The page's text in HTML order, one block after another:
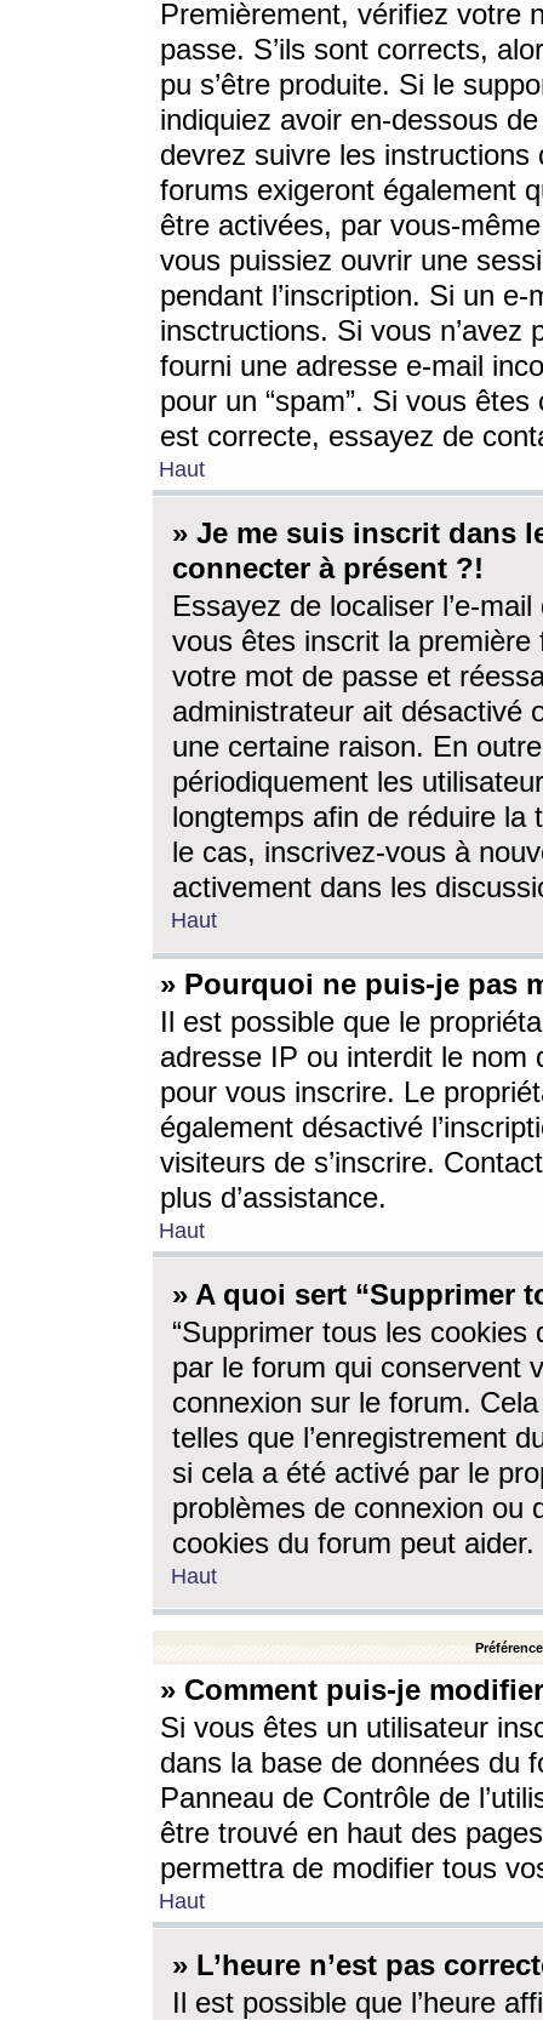
Premièrement, vérifiez votre
passe. S’ils sont corrects,
pu s’être produite. Si le
indiquiez avoir en-dessous
devrez suivre les
forums exigeront également
être activées, par vous-
vous puissiez ouvrir une
pendant l’inscription. Si un
insctructions. Si vous n’avez
fourni une adresse e-mail
pour un “spam”. Si vous
est correcte, essayez de
Haut
» Je me suis inscrit dans
connecter à présent ?!
Essayez de localiser l’e-
vous êtes inscrit la première
votre mot de passe et
administrateur ait désactivé
une certaine raison. En
périodiquement les
longtemps afin de réduire la
le cas, inscrivez-vous à
activement dans les
Haut
» Pourquoi ne puis-je pas
Il est possible que le
adresse IP ou interdit le nom
pour vous inscrire. Le
également désactivé
visiteurs de s’inscrire.
plus d’assistance.
Haut
» A quoi sert “Supprimer
“Supprimer tous les cookies
par le forum qui conservent
connexion sur le forum.
telles que l’enregistrement
si cela a été activé par le
problèmes de connexion ou
cookies du forum peut aider.
Haut
» Comment puis-je
Si vous êtes un utilisateur
dans la base de données du
Panneau de Contrôle de
être trouvé en haut des
permettra de modifier tous
Haut
» L’heure n’est pas
Il est possible que l’heure